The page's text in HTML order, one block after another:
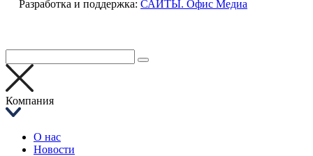
Разработка и поддержка: САЙТЫ. Офис Медиа
Компания
О нас
Новости